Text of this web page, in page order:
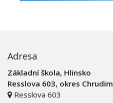
Adresa
Základní škola, Hlinsko
Resslova 603, okres Chrudim
Resslova 603